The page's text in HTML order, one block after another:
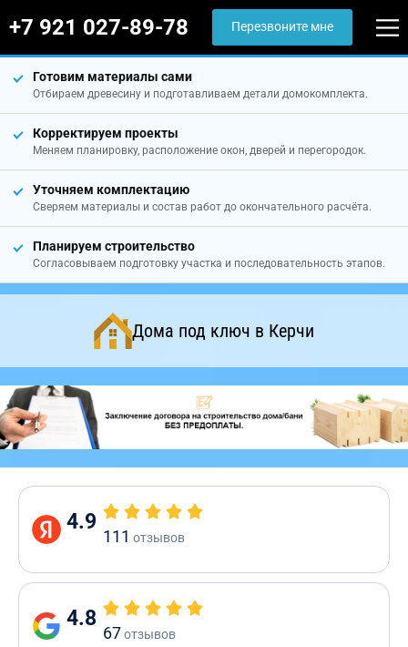
+7 921 027-89-78 Перезвоните мне
Готовим материалы сами
Отбираем древесину и подготавливаем детали домокомплекта.
Корректируем проекты
Меняем планировку, расположение окон, дверей и перегородок.
Уточняем комплектацию
Сверяем материалы и состав работ до окончательного расчёта.
Планируем строительство
Согласовываем подготовку участка и последовательность этапов.
Дома под ключ в Керчи
4.9
111 отзывов
4.8
67отзывов